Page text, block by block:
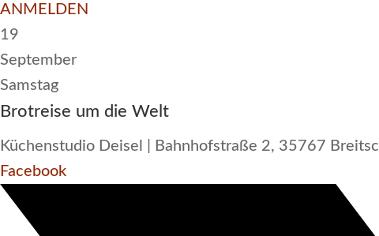
ANMELDEN
19
September
Samstag
Brotreise um die Welt
Küchenstudio Deisel | Bahnhofstraße 2, 35767
Facebook